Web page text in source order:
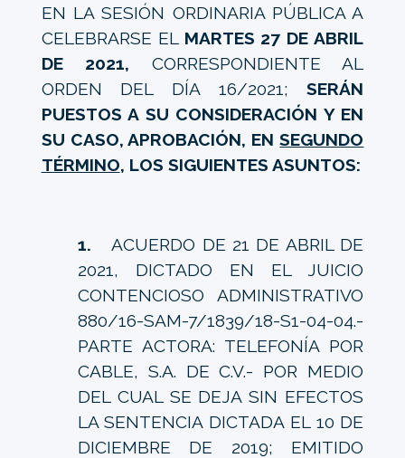
EN LA SESIÓN ORDINARIA PÚBLICA A
CELEBRARSE EL MARTES 27 DE ABRIL
DE 2021, CORRESPONDIENTE AL
ORDEN DEL DÍA 16/2021;SERÁN
PUESTOS A SU CONSIDERACIÓN Y EN
SU CASO, APROBACIÓN, ENSEGUNDO
TÉRMINO, LOS SIGUIENTES ASUNTOS:
1.ACUERDO DE 21 DE ABRIL DE
2021, DICTADO EN EL JUICIO
CONTENCIOSO ADMINISTRATIVO
880/16-SAM-7/1839/18-S1-04-04.-
PARTE ACTORA: TELEFONÍA POR
CABLE, S.A. DE C.V.- POR MEDIO
DEL CUAL SE DEJA SIN EFECTOS
LA SENTENCIA DICTADA EL 10 DE
DICIEMBRE DE 2019; EMITIDO